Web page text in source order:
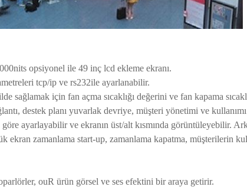
opsiyonel ile 49 inç lcd ekleme ekranı.
tcp/ip ve rs232ile ayarlanabilir.
sağlamak için fan açma sıcaklığı değerini ve fan kapama
destek planı yuvarlak devriye, müşteri yönetimi ve
ayarlayabilir ve ekranın üst/alt kısmında görüntüleyebilir.
ekran zamanlama start-up, zamanlama kapatma, müşterilerin
ouR ürün görsel ve ses efektini bir araya getirir.